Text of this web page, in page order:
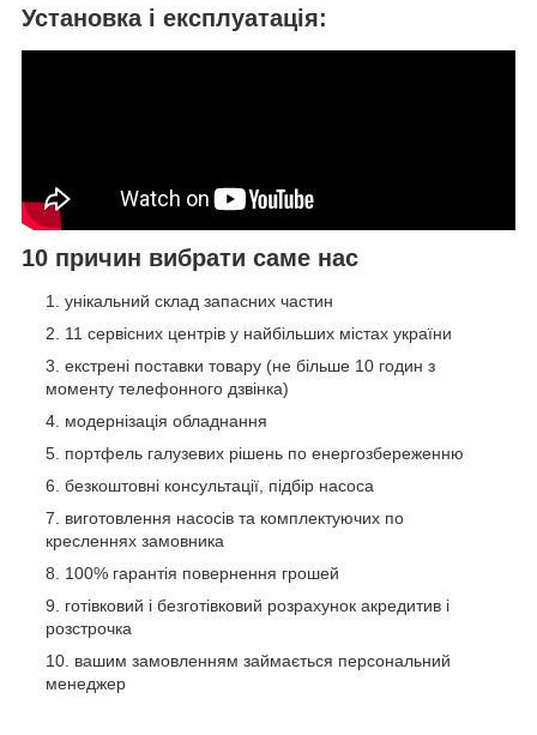
Установка і експлуатація:
10 причин вибрати саме нас
унікальний склад запасних частин
11 сервісних центрів у найбільших містах україни
екстрені поставки товару (не більше 10 годин з
моменту телефонного дзвінка)
модернізація обладнання
портфель галузевих рішень по енергозбереженню
безкоштовні консультації, підбір насоса
виготовлення насосів та комплектуючих по
кресленнях замовника
100% гарантія повернення грошей
готівковий і безготівковий розрахунок акредитив і
розстрочка
вашим замовленням займається персональний
менеджер